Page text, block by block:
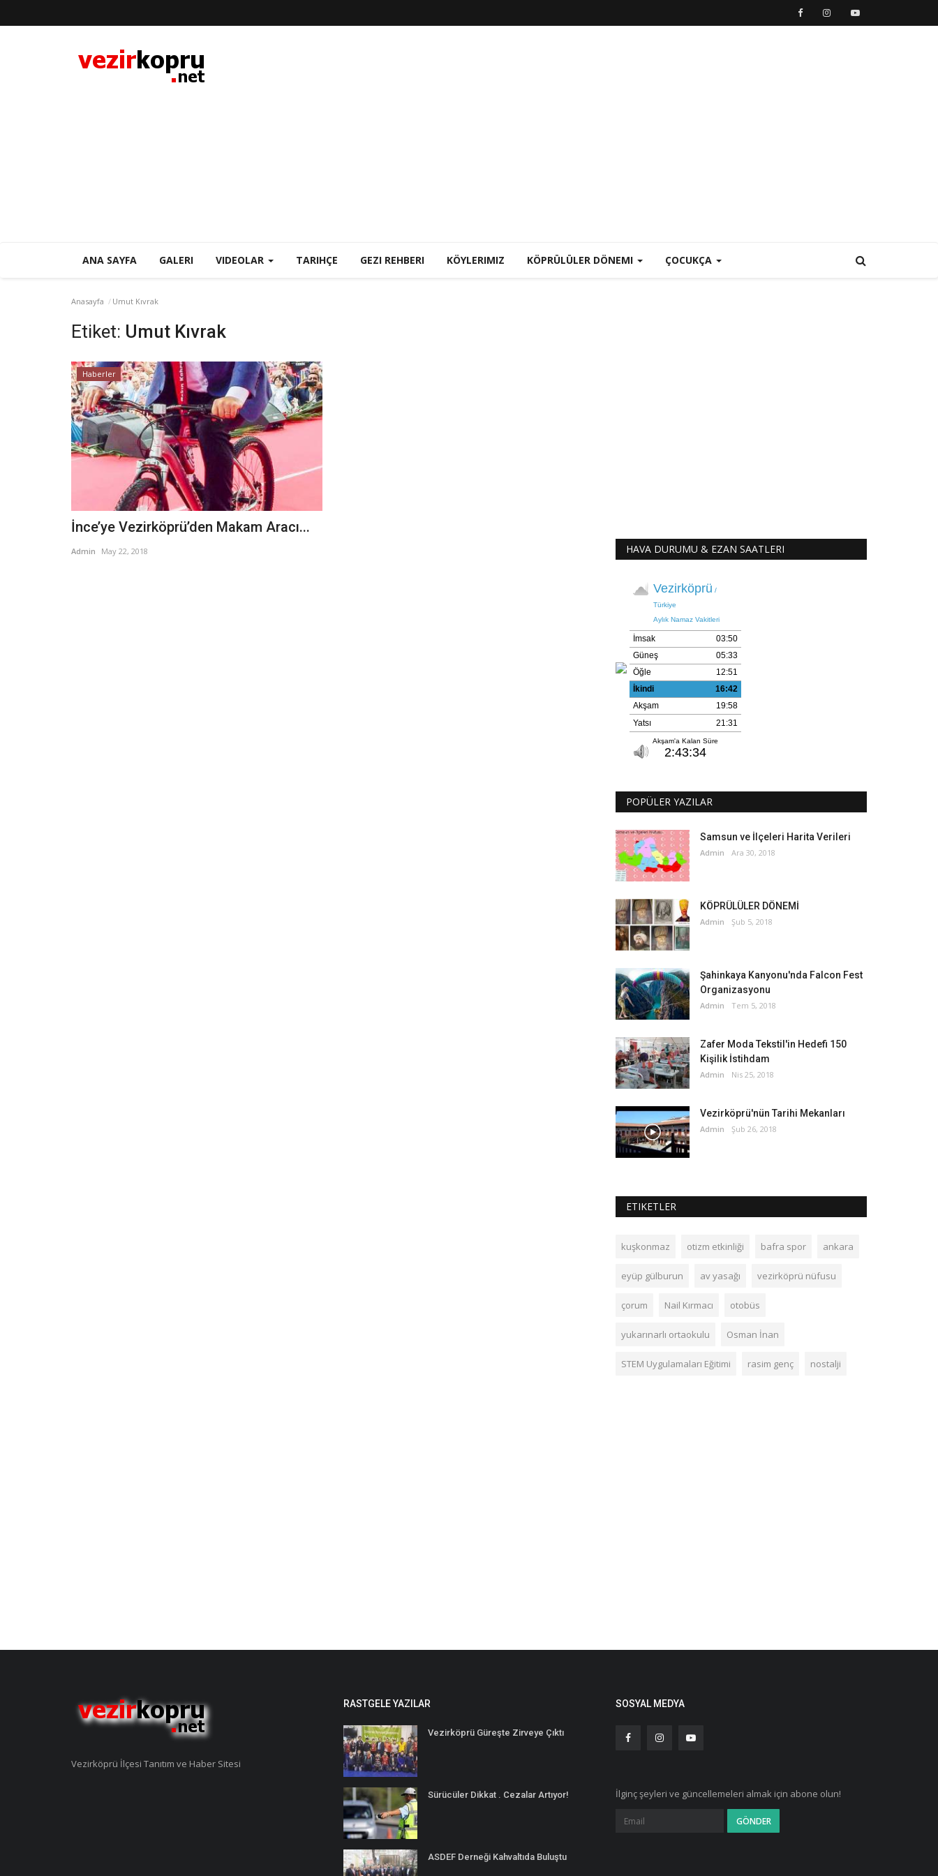
ANA SAYFA GALERI VIDEOLAR TARIHÇE GEZI REHBERI KÖYLERIMIZ KÖPRÜLÜLER DÖNEMI ÇOCUKÇA
Anasayfa Umut Kıvrak
Etiket: Umut Kıvrak
Haberler
İnce’ye Vezirköprü’den Makam Aracı...
Admin May 22, 2018 HAVA DURUMU & EZAN SAATLERI
POPÜLER YAZILAR
Samsun ve İlçeleri Harita Verileri
Admin Ara 30, 2018
KÖPRÜLÜLER DÖNEMİ
Admin Şub 5, 2018
Şahinkaya Kanyonu'nda Falcon Fest
Organizasyonu
Admin Tem 5, 2018
Zafer Moda Tekstil'in Hedefi 150
Kişilik İstihdam
Admin Nis 25, 2018
Vezirköprü'nün Tarihi Mekanları
Admin Şub 26, 2018
ETIKETLER
kuşkonmaz otizm etkinliği bafra spor ankara
eyüp gülburun av yasağı vezirköprü nüfusu
çorum Nail Kırmacı otobüs
yukarınarlı ortaokulu Osman İnan
STEM Uygulamaları Eğitimi rasim genç nostalji
Vezirköprü İlçesi Tanıtım ve Haber Sitesi
RASTGELE YAZILAR
Vezirköprü Güreşte Zirveye Çıktı
Sürücüler Dikkat . Cezalar Artıyor!
ASDEF Derneği Kahvaltıda Buluştu
SOSYAL MEDYA
İlginç şeyleri ve güncellemeleri almak için abone olun!